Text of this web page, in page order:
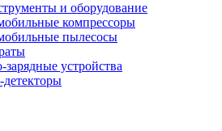
и оборудование
компрессоры
пылесосы
зарядные устройства
детекторы